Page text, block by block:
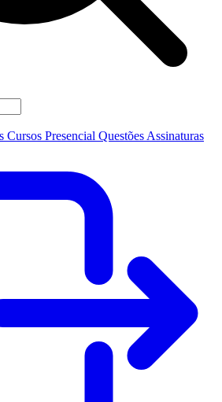
Cursos Presencial Questões Assinaturas